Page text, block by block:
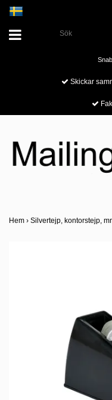
Skickar
Hem › Silvertejp, kontorstejp,